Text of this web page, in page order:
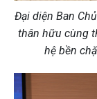
Đại diện Ban
thân hữu cùng
hệ bền